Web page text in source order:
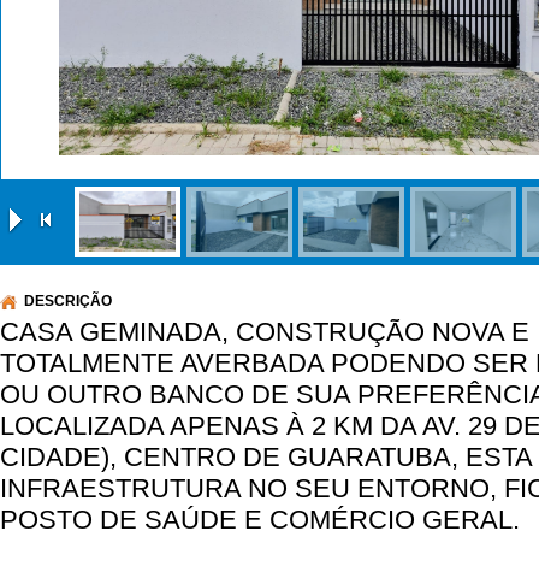
DESCRIÇÃO
CASA GEMINADA, CONSTRUÇÃO NOVA
TOTALMENTE AVERBADA PODENDO
OU OUTRO BANCO DE SUA
LOCALIZADA APENAS À 2 KM DA AV. 29
CIDADE), CENTRO DE GUARATUBA,
INFRAESTRUTURA NO SEU ENTORNO,
POSTO DE SAÚDE E COMÉRCIO GERAL.